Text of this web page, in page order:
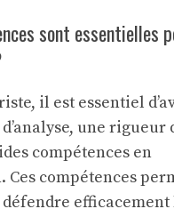
sont essentielles
il est essentiel
une rigueur
compétences en
Ces compétences
efficacement